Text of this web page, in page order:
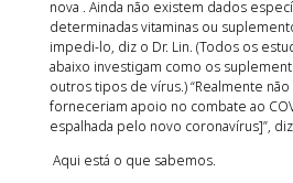
nova . Ainda não existem dados
determinadas vitaminas ou
impedi-lo, diz o Dr. Lin. (Todos os
abaixo investigam como os
outros tipos de vírus.) “Realmente
forneceriam apoio no combate ao
espalhada pelo novo coronavírus]”,
Aqui está o que sabemos.